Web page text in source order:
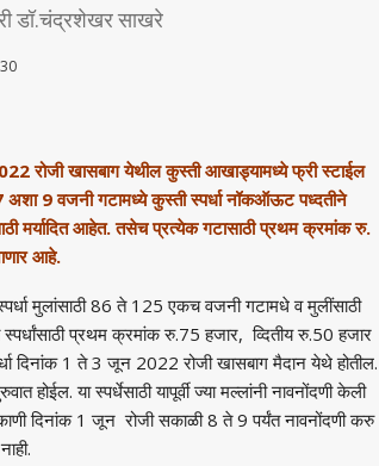
डॉ.चंद्रशेखर साखरे
रोजी खासबाग येथील कुस्ती आखाड्यामध्ये फ्री स्टाईल
9 वजनी गटामध्ये कुस्ती स्पर्धा नॉकऑऊट पध्दतीने
मर्यादित आहेत. तसेच प्रत्येक गटासाठी प्रथम क्रमांक रु.
आहे.
मुलांसाठी 86 ते 125 एकच वजनी गटामधे व मुलींसाठी
प्रथम क्रमांक रु.75 हजार, व्दितीय रु.50 हजार
दिनांक 1 ते 3 जून 2022 रोजी खासबाग मैदान येथे होतील.
या स्पर्धेसाठी यापूर्वी ज्या मल्लांनी नावनोंदणी केली
दिनांक 1 जून रोजी सकाळी 8 ते 9 पर्यंत नावनोंदणी करु